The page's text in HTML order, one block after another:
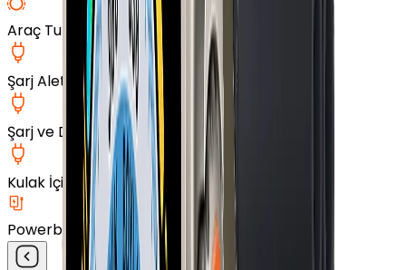
Araç Tutucu
Şarj Aleti
Şarj ve Data Kablosu
Kulak İçi Kulaklık
Powerbank